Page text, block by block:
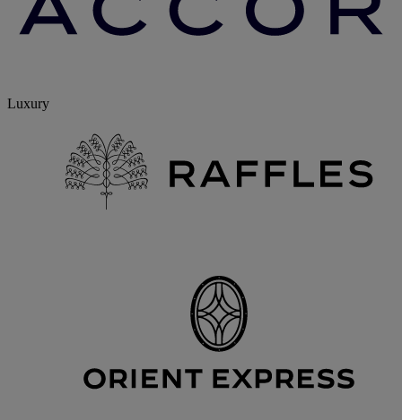
Luxury